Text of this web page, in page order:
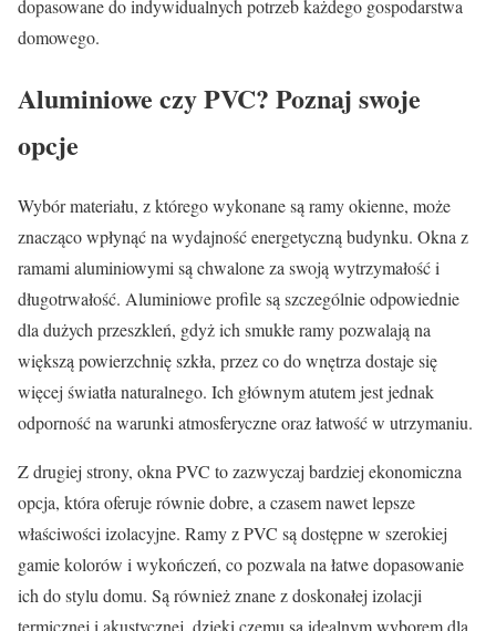
dopasowane do indywidualnych potrzeb każdego gospodarstwa
domowego.
Aluminiowe czy PVC? Poznaj swoje
opcje
Wybór materiału, z którego wykonane są ramy okienne, może
znacząco wpłynąć na wydajność energetyczną budynku. Okna z
ramami aluminiowymi są chwalone za swoją wytrzymałość i
długotrwałość. Aluminiowe profile są szczególnie odpowiednie
dla dużych przeszkleń, gdyż ich smukłe ramy pozwalają na
większą powierzchnię szkła, przez co do wnętrza dostaje się
więcej światła naturalnego. Ich głównym atutem jest jednak
odporność na warunki atmosferyczne oraz łatwość w utrzymaniu.
Z drugiej strony, okna PVC to zazwyczaj bardziej ekonomiczna
opcja, która oferuje równie dobre, a czasem nawet lepsze
właściwości izolacyjne. Ramy z PVC są dostępne w szerokiej
gamie kolorów i wykończeń, co pozwala na łatwe dopasowanie
ich do stylu domu. Są również znane z doskonałej izolacji
termicznej i akustycznej, dzięki czemu są idealnym wyborem dla